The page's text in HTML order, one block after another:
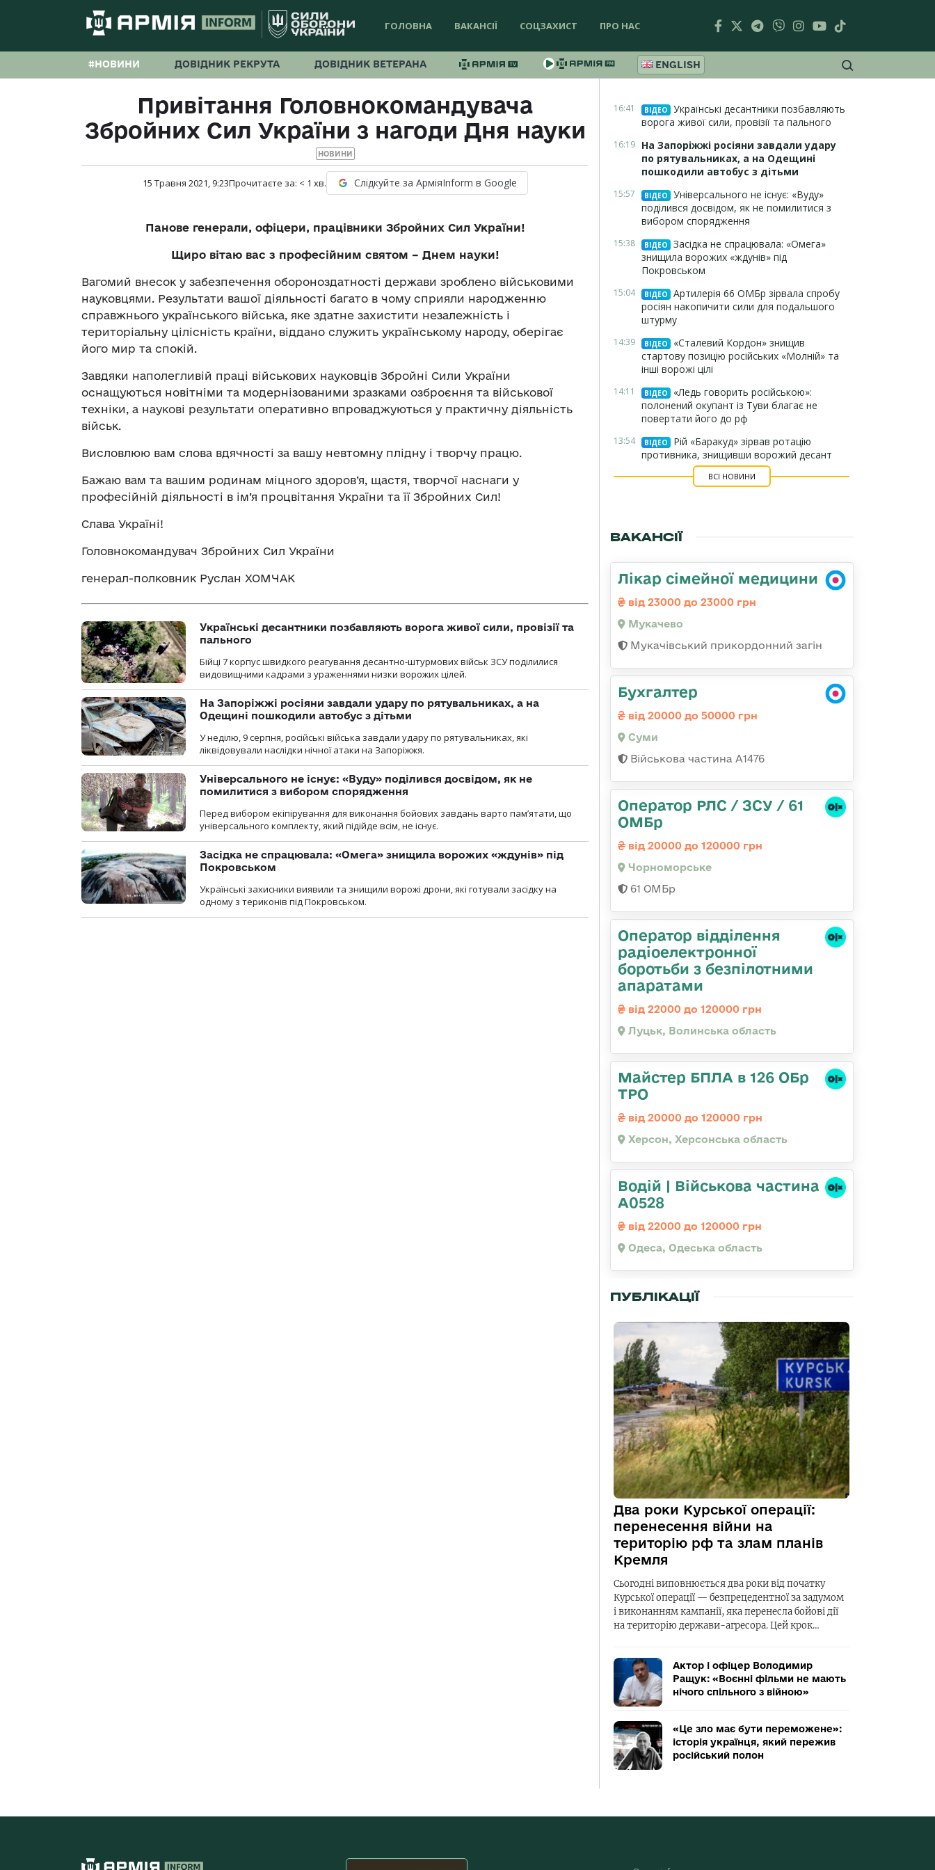
ГОЛОВНА ВАКАНСІЇ СОЦЗАХИСТ ПРО НАС
#НОВИНИ ДОВІДНИК РЕКРУТА ДОВІДНИК ВЕТЕРАНА ENGLISH
Привітання Головнокомандувача
Збройних Сил України з нагоди Дня науки
НОВИНИ
15 Травня 2021, 9:23Прочитаєте за: < 1 хв. Слідкуйте за АрміяInform в Google
Панове генерали, офіцери, працівники Збройних Сил України!
Щиро вітаю вас з професійним святом – Днем науки!
Вагомий внесок у забезпечення обороноздатності держави зроблено військовими
науковцями. Результати вашої діяльності багато в чому сприяли народженню
справжнього українського війська, яке здатне захистити незалежність і
територіальну цілісність країни, віддано служить українському народу, оберігає
його мир та спокій.
Завдяки наполегливій праці військових науковців Збройні Сили України
оснащуються новітніми та модернізованими зразками озброєння та військової
техніки, а наукові результати оперативно впроваджуються у практичну діяльність
військ.
Висловлюю вам слова вдячності за вашу невтомну плідну і творчу працю.
Бажаю вам та вашим родинам міцного здоров’я, щастя, творчої наснаги у
професійній діяльності в ім’я процвітання України та її Збройних Сил!
Слава Україні!
Головнокомандувач Збройних Сил України
генерал-полковник Руслан ХОМЧАК
Українські десантники позбавляють ворога живої сили, провізії та
пального
Бійці 7 корпус швидкого реагування десантно-штурмових військ ЗСУ поділилися
видовищними кадрами з ураженнями низки ворожих цілей.
На Запоріжжі росіяни завдали удару по рятувальниках, а на
Одещині пошкодили автобус з дітьми
У неділю, 9 серпня, російські війська завдали удару по рятувальниках, які
ліквідовували наслідки нічної атаки на Запоріжжя.
Універсального не існує: «Вуду» поділився досвідом, як не
помилитися з вибором спорядження
Перед вибором екіпірування для виконання бойових завдань варто пам’ятати, що
універсального комплекту, який підійде всім, не існує.
Засідка не спрацювала: «Омега» знищила ворожих «ждунів» під
Покровськом
Українські захисники виявили та знищили ворожі дрони, які готували засідку на
одному з териконів під Покровськом.
16:41 ВІДЕО
Українські десантники позбавляють
ворога живої сили, провізії та пального
16:19 На Запоріжжі росіяни завдали удару
по рятувальниках, а на Одещині
пошкодили автобус з дітьми
15:57 ВІДЕО
Універсального не існує: «Вуду»
поділився досвідом, як не помилитися з
вибором спорядження
15:38 ВІДЕО
Засідка не спрацювала: «Омега»
знищила ворожих «ждунів» під
Покровськом
15:04 ВІДЕО
Артилерія 66 ОМБр зірвала спробу
росіян накопичити сили для подальшого
штурму
14:39 ВІДЕО
«Сталевий Кордон» знищив
стартову позицію російських «Молній» та
інші ворожі цілі
14:11 ВІДЕО
«Ледь говорить російською»:
полонений окупант із Туви благає не
повертати його до рф
13:54 ВІДЕО
Рій «Баракуд» зірвав ротацію
противника, знищивши ворожий десант
ВСІ НОВИНИ
ВАКАНСІЇ
Лікар сімейної медицини
від 23000 до 23000 грн
Мукачево
Мукачівський прикордонний загін
Бухгалтер
від 20000 до 50000 грн
Суми
Військова частина А1476
Оператор РЛС / ЗСУ / 61
ОМБр
від 20000 до 120000 грн
Чорноморське
61 ОМБр
Оператор відділення
радіоелектронної
боротьби з безпілотними
апаратами
від 22000 до 120000 грн
Луцьк, Волинська область
Майстер БПЛА в 126 ОБр
ТРО
від 20000 до 120000 грн
Херсон, Херсонська область
Водій | Військова частина
А0528
від 22000 до 120000 грн
Одеса, Одеська область
ПУБЛІКАЦІЇ
Два роки Курської операції:
перенесення війни на
територію рф та злам планів
Кремля
Сьогодні виповнюється два роки від початку
Курської операції — безпрецедентної за задумом
і виконанням кампанії, яка перенесла бойові дії
на територію держави-агресора. Цей крок…
Актор і офіцер Володимир
Ращук: «Воєнні фільми не мають
нічого спільного з війною»
«Це зло має бути переможене»:
історія українця, який пережив
російський полон